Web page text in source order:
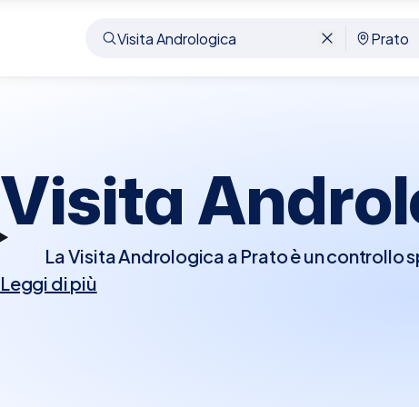
Visita Andrologica Prato
Visita
La Visita Andrologica a Prato è un controllo
riproduttiva e sessuale maschile. Durante la
Leggi di più